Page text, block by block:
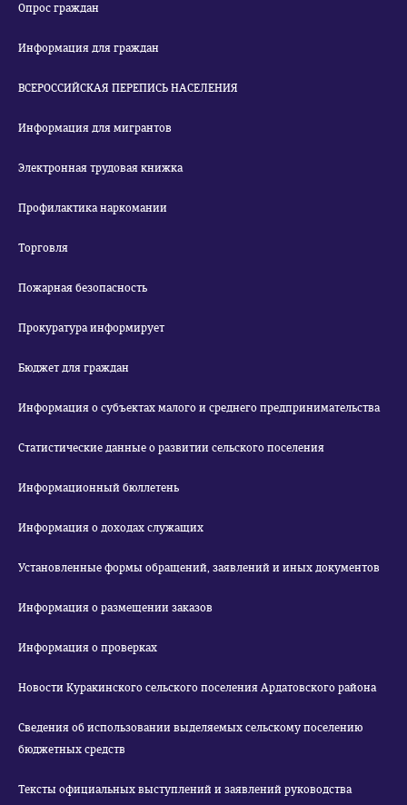
Опрос граждан
Информация для граждан
ВСЕРОССИЙСКАЯ ПЕРЕПИСЬ НАСЕЛЕНИЯ
Информация для мигрантов
Электронная трудовая книжка
Профилактика наркомании
Торговля
Пожарная безопасность
Прокуратура информирует
Бюджет для граждан
Информация о субъектах малого и среднего предпринимательства
Статистические данные о развитии сельского поселения
Информационный бюллетень
Информация о доходах служащих
Установленные формы обращений, заявлений и иных документов
Информация о размещении заказов
Информация о проверках
Новости Куракинского сельского поселения Ардатовского района
Сведения об использовании выделяемых сельскому поселению
бюджетных средств
Тексты официальных выступлений и заявлений руководства